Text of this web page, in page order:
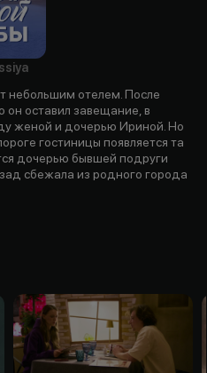
небольшим отелем. После
он оставил завещание, в
женой и дочерью Ириной. Но
гостиницы появляется та
дочерью бывшей подруги
сбежала из родного города